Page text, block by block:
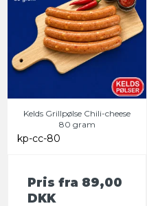
Kelds Grillpølse Chili-cheese
80 gram
kp-cc-80
Pris fra 89,00
DKK